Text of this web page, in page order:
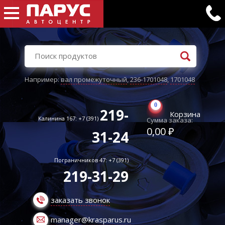
Например:вал промежуточный,236-1701048,1701048
Калинина 167: +7 (391) 219-
31-24
Пограничников 47: +7 (391)
219-31-29
заказать звонок
manager@krasparus.ru
0
Корзина
Сумма заказа:
0,00 ₽